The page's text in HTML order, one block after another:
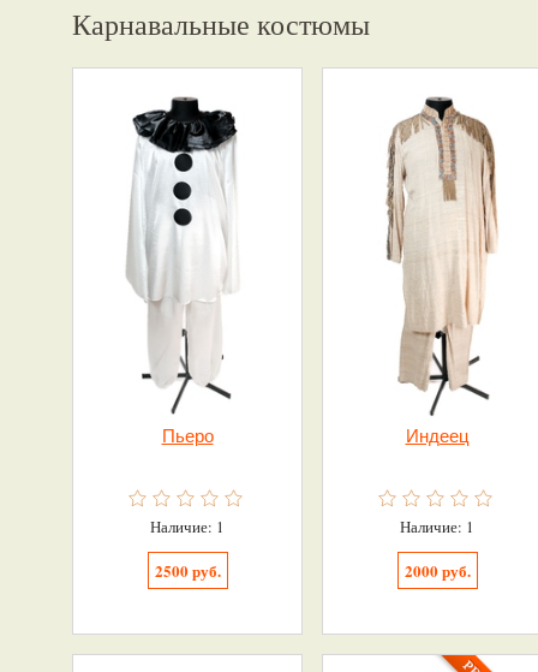
Карнавальные костюмы
Пьеро
Наличие: 1
2500 руб.
Индеец
Наличие: 1
2000 руб.